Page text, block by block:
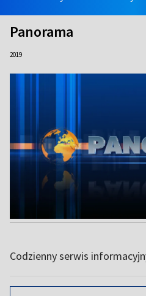
Panorama
2019
Codzienny serwis